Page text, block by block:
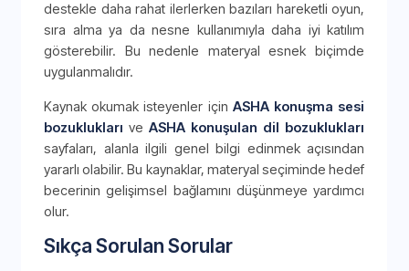
destekle daha rahat ilerlerken bazıları hareketli oyun,
sıra alma ya da nesne kullanımıyla daha iyi katılım
gösterebilir. Bu nedenle materyal esnek biçimde
uygulanmalıdır.
Kaynak okumak isteyenler için ASHA konuşma sesi
bozuklukları ve ASHA konuşulan dil bozuklukları
sayfaları, alanla ilgili genel bilgi edinmek açısından
yararlı olabilir. Bu kaynaklar, materyal seçiminde hedef
becerinin gelişimsel bağlamını düşünmeye yardımcı
olur.
Sıkça Sorulan Sorular